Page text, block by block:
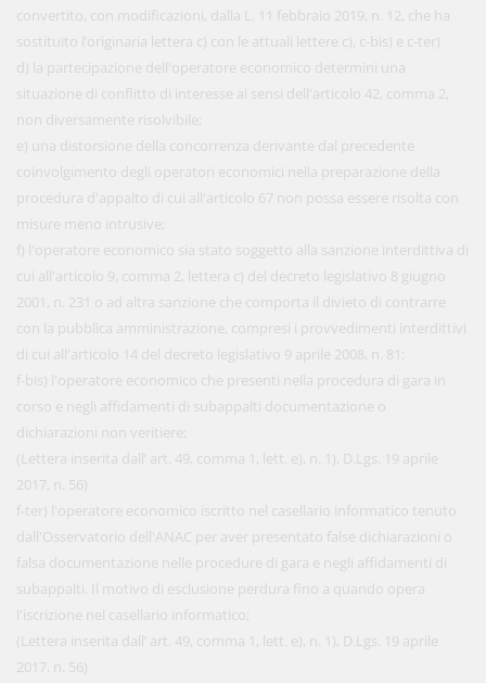
convertito, con modificazioni, dalla L. 11 febbraio 2019, n. 12, che ha
sostituito l’originaria lettera c) con le attuali lettere c), c-bis) e c-ter)
d) la partecipazione dell'operatore economico determini una
situazione di conflitto di interesse ai sensi dell'articolo 42, comma 2,
non diversamente risolvibile;
e) una distorsione della concorrenza derivante dal precedente
coinvolgimento degli operatori economici nella preparazione della
procedura d'appalto di cui all'articolo 67 non possa essere risolta con
misure meno intrusive;
f) l'operatore economico sia stato soggetto alla sanzione interdittiva di
cui all'articolo 9, comma 2, lettera c) del decreto legislativo 8 giugno
2001, n. 231 o ad altra sanzione che comporta il divieto di contrarre
con la pubblica amministrazione, compresi i provvedimenti interdittivi
di cui all'articolo 14 del decreto legislativo 9 aprile 2008, n. 81;
f-bis) l'operatore economico che presenti nella procedura di gara in
corso e negli affidamenti di subappalti documentazione o
dichiarazioni non veritiere;
(Lettera inserita dall’ art. 49, comma 1, lett. e), n. 1), D.Lgs. 19 aprile
2017, n. 56)
f-ter) l'operatore economico iscritto nel casellario informatico tenuto
dall'Osservatorio dell'ANAC per aver presentato false dichiarazioni o
falsa documentazione nelle procedure di gara e negli affidamenti di
subappalti. Il motivo di esclusione perdura fino a quando opera
l'iscrizione nel casellario informatico;
(Lettera inserita dall’ art. 49, comma 1, lett. e), n. 1), D.Lgs. 19 aprile
2017, n. 56)